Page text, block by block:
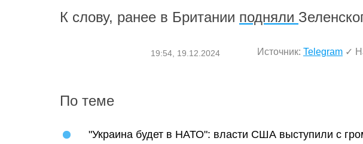
К слову, ранее в Британии подняли
19:54, 19.12.2024 Источник: Telegram ✓
По теме
"Украина будет в НАТО": власти США выступили с